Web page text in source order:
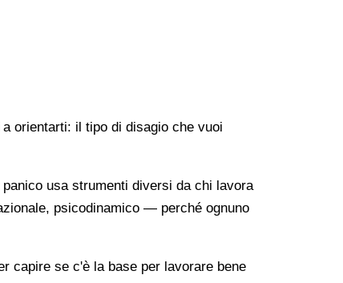
orientarti: il tipo di disagio che vuoi
usa strumenti diversi da chi lavora
psicodinamico — perché ognuno
capire se c'è la base per lavorare bene